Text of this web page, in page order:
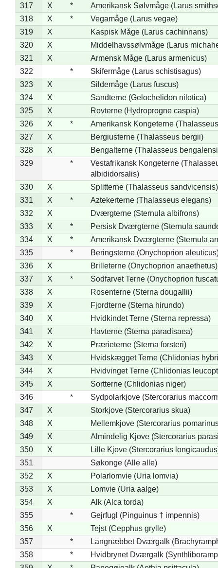
317
X *
Amerikansk Sølvmåge (Larus
318
X *
Vegamåge (Larus vegae)
319
X
Kaspisk Måge (Larus cachinnans)
320
X
Middelhavssølvmåge (Larus
321
X
Armensk Måge (Larus armenicus)
322
*
Skifermåge (Larus schistisagus)
323
X
Sildemåge (Larus fuscus)
324
X
Sandterne (Gelochelidon nilotica)
325
X
Rovterne (Hydroprogne caspia)
326
X *
Amerikansk Kongeterne
327
X
Bergiusterne (Thalasseus bergii)
328
X
Bengalterne (Thalasseus
329
*
Vestafrikansk Kongeterne
albididorsalis)
330
X
Splitterne (Thalasseus sandvicensis)
331
X *
Aztekerterne (Thalasseus elegans)
332
X
Dværgterne (Sternula albifrons)
333
X *
Persisk Dværgterne (Sternula
334
X *
Amerikansk Dværgterne (Sternula
335
*
Beringsterne (Onychoprion
336
X
Brilleterne (Onychoprion anaethetus)
337
X *
Sodfarvet Terne (Onychoprion
338
X
Rosenterne (Sterna dougallii)
339
X
Fjordterne (Sterna hirundo)
340
X
Hvidkindet Terne (Sterna repressa)
341
X
Havterne (Sterna paradisaea)
342
X
Prærieterne (Sterna forsteri)
343
X
Hvidskægget Terne (Chlidonias
344
X
Hvidvinget Terne (Chlidonias
345
X
Sortterne (Chlidonias niger)
346
*
Sydpolarkjove (Stercorarius
347
X
Storkjove (Stercorarius skua)
348
X
Mellemkjove (Stercorarius
349
X
Almindelig Kjove (Stercorarius
350
X
Lille Kjove (Stercorarius
351
Søkonge (Alle alle)
352
X
Polarlomvie (Uria lomvia)
353
X
Lomvie (Uria aalge)
354
X
Alk (Alca torda)
355
*
Gejrfugl (Pinguinus † impennis)
356
X
Tejst (Cepphus grylle)
357
*
Langnæbbet Dværgalk
358
*
Hvidbrynet Dværgalk